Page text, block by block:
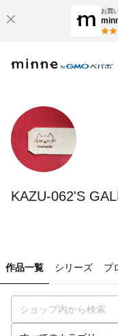
お買
KAZU-062'S
作品一覧 シリーズ プ